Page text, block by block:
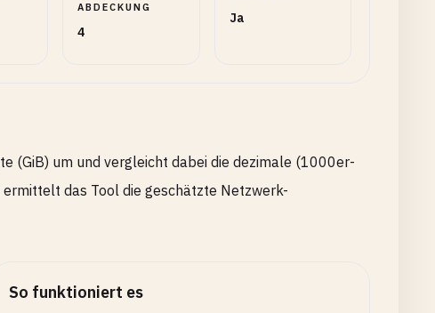
ABDECKUNG
4
Ja
(GiB) um und vergleicht dabei die dezimale (1000er-
das Tool die geschätzte Netzwerk-
So funktioniert es